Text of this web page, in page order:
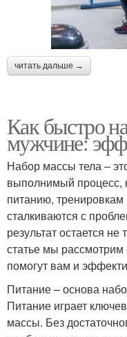
читать дальше →
Как быстро
мужчине:
Набор массы тела –
выполнимый процесс,
питанию,
сталкиваются с
результат остается
статье мы
помогут вам и
Питание – основа
Питание играет
массы. Без